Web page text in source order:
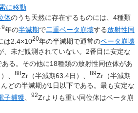
に移動
体のうち天然に存在するものには、4種類
年の半減期で二重ベータ崩壊する放射性同
は2.4×1020年の半減期で通常のベータ崩壊
、未だ観測されていない。2番目に安定な
る。その他に18種類の放射性同位体があ
、 88Zr（半減期63.4日）、 89Zr（半減期
どの半減期が1日以下である。最も安定な
子捕獲 92Zrよりも重い同位体はベータ崩